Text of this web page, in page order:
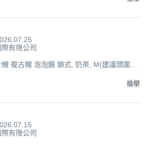
有限公司
復古帽 泡泡鏡 鎖式, 奶茶, M(建議頭圍
檢舉
有限公司